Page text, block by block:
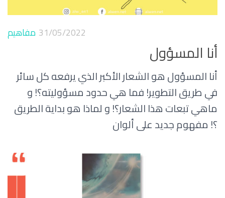
مفاهيم 31/05/2022
أنا المسؤول
أنا المسؤول هو الشعار الأكبر الذي يرفعه كل سائر
في طريق التطوير! فما هي حدود مسؤوليته؟! و
ماهي تبعات هذا الشعار؟! و لماذا هو بداية الطريق
؟! مفهوم جديد على ألوان